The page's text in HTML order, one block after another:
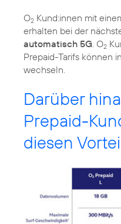
O2 Kund:innen mit
erhalten bei der
automatisch 5G . O2
Prepaid-Tarifs können
wechseln.
Darüber
Prepaid-
diesen